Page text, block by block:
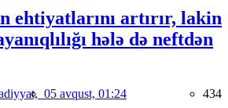
ehtiyatlarını artırır, lakin
hələ də neftdən
05 avqust, 01:24 434